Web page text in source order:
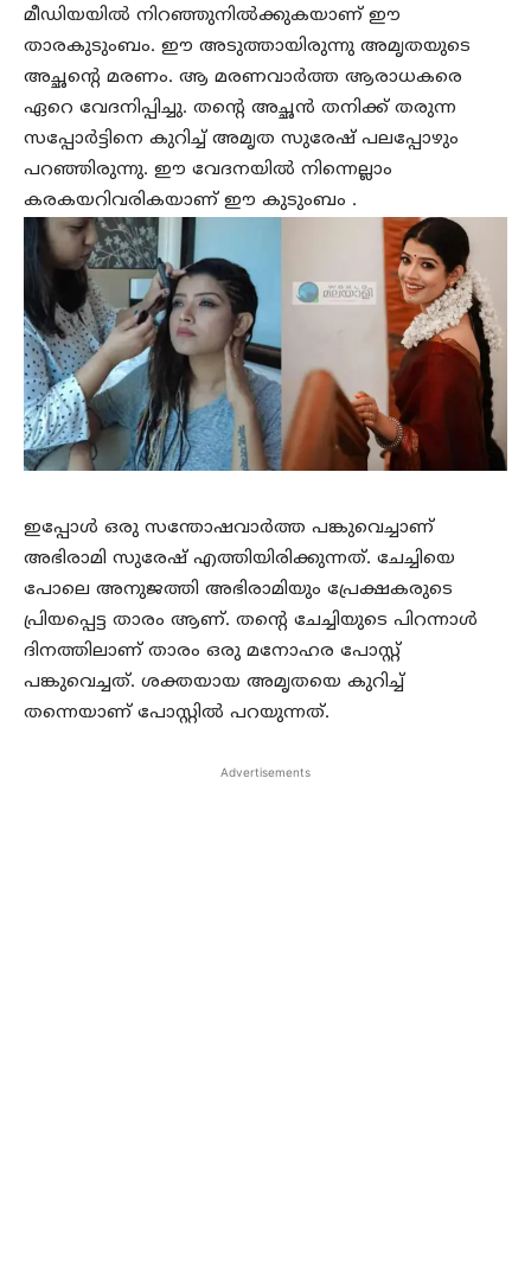
മീഡിയയില്‍ നിറഞ്ഞുനില്‍ക്കുകയാണ് ഈ
താരകുടുംബം. ഈ അടുത്തായിരുന്നു അമൃതയുടെ
അച്ഛന്റെ മരണം. ആ മരണവാര്‍ത്ത ആരാധകരെ
ഏറെ വേദനിപ്പിച്ചു. തന്റെ അച്ഛന്‍ തനിക്ക് തരുന്ന
സപ്പോര്‍ട്ടിനെ കുറിച്ച് അമൃത സുരേഷ് പലപ്പോഴും
പറഞ്ഞിരുന്നു. ഈ വേദനയില്‍ നിന്നെല്ലാം
കരകയറിവരികയാണ് ഈ കുടുംബം .
ഇപ്പോള്‍ ഒരു സന്തോഷവാര്‍ത്ത പങ്കുവെച്ചാണ്
അഭിരാമി സുരേഷ് എത്തിയിരിക്കുന്നത്. ചേച്ചിയെ
പോലെ അനുജത്തി അഭിരാമിയും പ്രേക്ഷകരുടെ
പ്രിയപ്പെട്ട താരം ആണ്. തന്റെ ചേച്ചിയുടെ പിറന്നാള്‍
ദിനത്തിലാണ് താരം ഒരു മനോഹര പോസ്റ്റ്
പങ്കുവെച്ചത്. ശക്തയായ അമൃതയെ കുറിച്ച്
തന്നെയാണ് പോസ്റ്റില്‍ പറയുന്നത്.
Advertisements